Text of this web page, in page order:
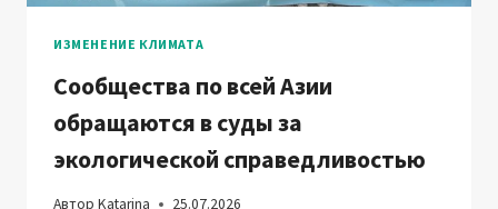
ИЗМЕНЕНИЕ КЛИМАТА
Сообщества по всей Азии
обращаются в суды за
экологической справедливостью
Автор Katarina 25.07.2026